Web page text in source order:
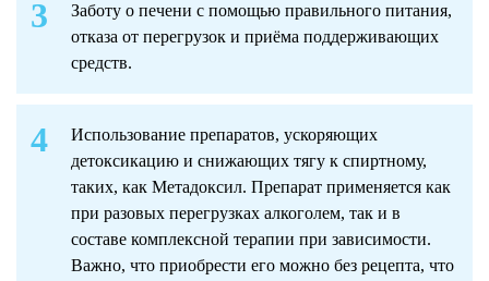
Заботу о печени с помощью правильного питания,
отказа от перегрузок и приёма поддерживающих
средств.
Использование препаратов, ускоряющих
детоксикацию и снижающих тягу к спиртному,
таких, как Метадоксил. Препарат применяется как
при разовых перегрузках алкоголем, так и в
составе комплексной терапии при зависимости.
Важно, что приобрести его можно без рецепта, что